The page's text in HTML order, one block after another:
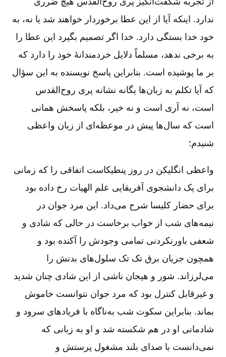
ندارد. اینکه آیا از این عطا برخوردار خواهند شد یا نه، به
خود خدا بستگی دارد. خدا اگر تصمیم بگیرد این عطا را
به برخی ندهد، مسلماً دلایل خردمندانۀ‌ خود را دارد که
بر ما پوشیده است. بنابراین پاسخ نویسنده به این سؤال
که آیا تکلم به زبان‌ها یگانه نشانه پری روح‌القدس
است، نه آری است و نه خیر، بلکه پاسخش همانی
است که سال‌ها پیش در موعظه‌ای از زبان واعظی
شنیدم:
واعظی انگلیکن در روز پنطیکاست اتفاقی را که زمانی
برای یک دانشجوی آفریقایی علم الهیات رخ داده بود
برای حضار کلیسا شرح می‌داد. این مرد جوان در
نیمه‌های شب از خواب بر‌خاست در حالی که شادی و
شعفی باورنکردنی تمامی وجودش را آکنده بود و
همچون جریان برق تک تک سلول‌های بدنش را
می‌لرزاند. شور و هیجان ناشی از این شادی چنان شدید
و غیرقابل کنترل بود که مرد جوان نتوانست خاموش
بماند. بنابراین سکوت شب به‌ناگاه با فریادهای سرود و
شادمانی او در هم شکسته شد و او به زبانی که
نمی‌دانست با صدای بلند مشغول پرستش و